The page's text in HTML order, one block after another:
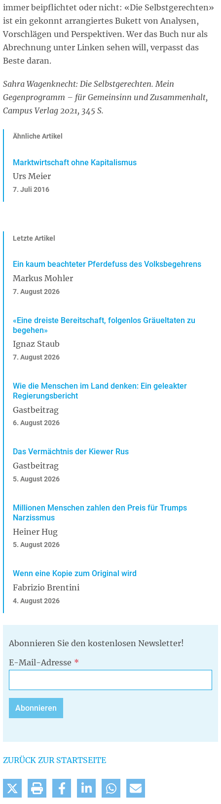
immer beipflichtet oder nicht: «Die Selbstgerechten»
ist ein gekonnt arrangiertes Bukett von Analysen,
Vorschlägen und Perspektiven. Wer das Buch nur als
Abrechnung unter Linken sehen will, verpasst das
Beste daran.
Sahra Wagenknecht: Die Selbstgerechten. Mein
Gegenprogramm – für Gemeinsinn und Zusammenhalt,
Campus Verlag 2021, 345 S.
Ähnliche Artikel
Marktwirtschaft ohne Kapitalismus
Urs Meier
7. Juli 2016
Letzte Artikel
Ein kaum beachteter Pferdefuss des Volksbegehrens
Markus Mohler
7. August 2026
«Eine dreiste Bereitschaft, folgenlos Gräueltaten zu
begehen»
Ignaz Staub
7. August 2026
Wie die Menschen im Land denken: Ein geleakter
Regierungsbericht
Gastbeitrag
6. August 2026
Das Vermächtnis der Kiewer Rus
Gastbeitrag
5. August 2026
Millionen Menschen zahlen den Preis für Trumps
Narzissmus
Heiner Hug
5. August 2026
Wenn eine Kopie zum Original wird
Fabrizio Brentini
4. August 2026
Abonnieren Sie den kostenlosen Newsletter!
E-Mail-Adresse
ZURÜCK ZUR STARTSEITE